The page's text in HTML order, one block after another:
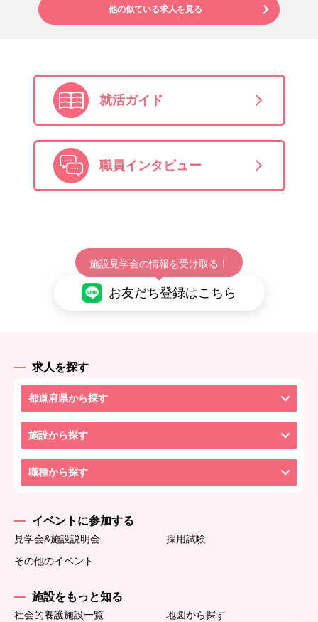
他の似ている求人を見る
就活ガイド
職員インタビュー
施設見学会の情報を受け取る！
お友だち登録はこちら
求人を探す
都道府県から探す
施設から探す
職種から探す
イベントに参加する
見学会&施設説明会
採用試験
その他のイベント
施設をもっと知る
社会的養護施設一覧
地図から探す